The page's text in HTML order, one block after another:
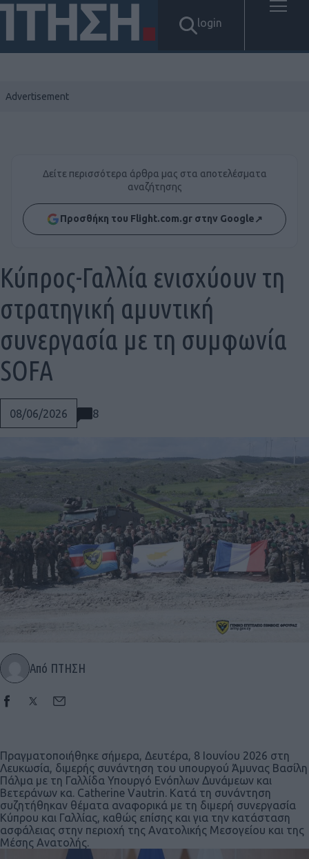
login
Social
Δείτε περισσότερα άρθρα μας στα αποτελέσματα
αναζήτησης
Προσθήκη του Flight.com.gr στην Google↗
08/06/2026 8
Κύπρος-Γαλλία ενισχύουν τη
στρατηγική αμυντική
συνεργασία με τη συμφωνία
SOFA
Από ΠΤΗΣΗ
Πραγματοποιήθηκε σήμερα, Δευτέρα, 8 Ιουνίου 2026 στη
Λευκωσία, διμερής συνάντηση του υπουργού Άμυνας Βασίλη
Πάλμα με τη Γαλλίδα Υπουργό Ενόπλων Δυνάμεων και
Βετεράνων κα. Catherine Vautrin. Κατά τη συνάντηση
συζητήθηκαν θέματα αναφορικά με τη διμερή συνεργασία
Κύπρου και Γαλλίας, καθώς επίσης και για την κατάσταση
ασφάλειας στην περιοχή της Ανατολικής Μεσογείου και της
Μέσης Ανατολής.